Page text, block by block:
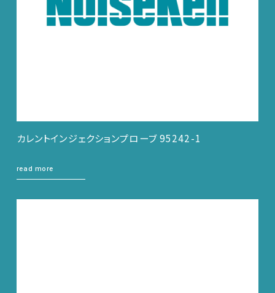
カレントインジェクションプローブ 95242-1
read more